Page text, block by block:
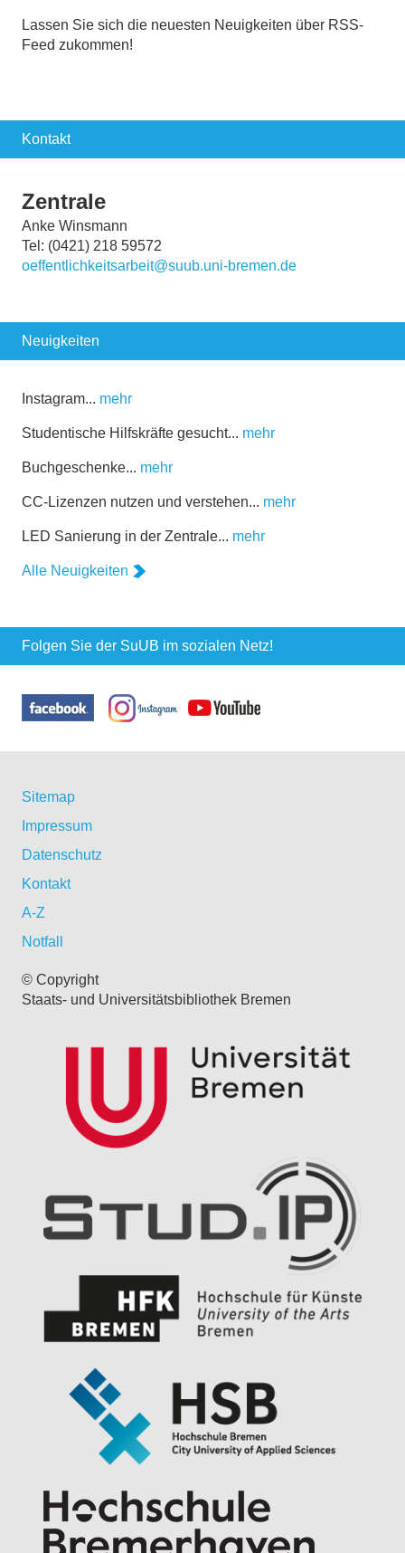
Lassen Sie sich die neuesten Neuigkeiten über RSS-
Feed zukommen!
Kontakt
Zentrale
Anke Winsmann
Tel: (0421) 218 59572
oeffentlichkeitsarbeit@suub.uni-bremen.de
Neuigkeiten
Instagram... mehr
Studentische Hilfskräfte gesucht... mehr
Buchgeschenke... mehr
CC-Lizenzen nutzen und verstehen... mehr
LED Sanierung in der Zentrale... mehr
Alle Neuigkeiten
Folgen Sie der SuUB im sozialen Netz!
Sitemap
Impressum
Datenschutz
Kontakt
A-Z
Notfall
© Copyright
Staats- und Universitätsbibliothek Bremen